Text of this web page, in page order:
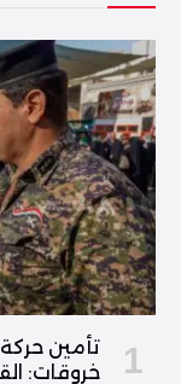
تأمين
خروقات: